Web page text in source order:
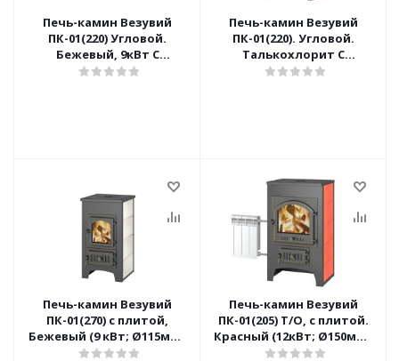
Печь-камин Везувий
ПК-01(220) Угловой.
Бежевый, 9кВт С
КОНФОРКОЙ
Печь-камин Везувий
ПК-01(220). Угловой.
Талькохлорит С
КОНФОРКОЙ (9кВт;
Печь-камин Везувий
ПК-01(270) с плитой,
Бежевый (9 кВт; Ø115мм.;
до 150m³/60m²)
Печь-камин Везувий
ПК-01(205) Т/О, с плитой.
Красный (12кВт; Ø150мм.;
до 200m³/75m²)